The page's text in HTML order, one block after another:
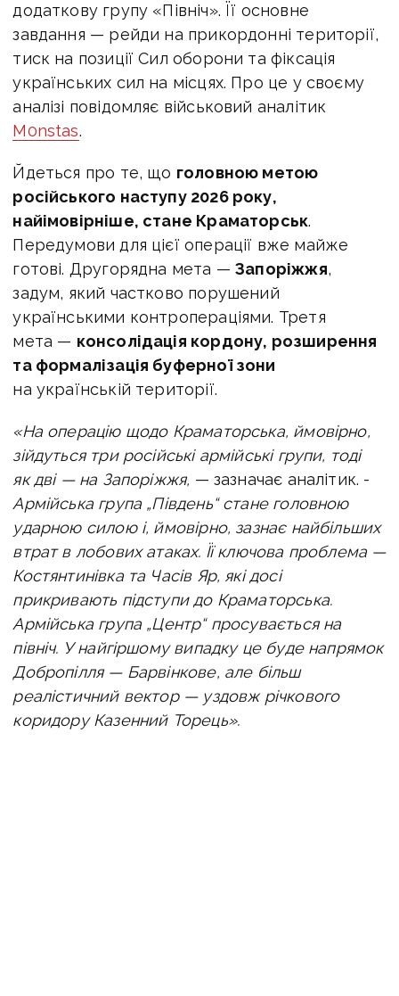
додаткову групу «Північ». Її основне
завдання — рейди на прикордонні території,
тиск на позиції Сил оборони та фіксація
українських сил на місцях. Про це у своєму
аналізі повідомляє військовий аналітик
M0nstas.
Йдеться про те, що головною метою
російського наступу 2026 року,
найімовірніше, стане Краматорськ.
Передумови для цієї операції вже майже
готові. Другорядна мета —Запоріжжя,
задум, який частково порушений
українськими контропераціями. Третя
мета — консолідація кордону, розширення
та формалізація буферної зони
на українській території.
«На операцію щодо Краматорська, ймовірно,
зійдуться три російські армійські групи, тоді
як дві — на Запоріжжя, — зазначає аналітик. -
Армійська група „Південь“ стане головною
ударною силою і, ймовірно, зазнає найбільших
втрат в лобових атаках. Її ключова проблема —
Костянтинівка та Часів Яр, які досі
прикривають підступи до Краматорська.
Армійська група „Центр“ просувається на
північ. У найгіршому випадку це буде напрямок
Добропілля — Барвінкове, але більш
реалістичний вектор — уздовж річкового
коридору Казенний Торець».